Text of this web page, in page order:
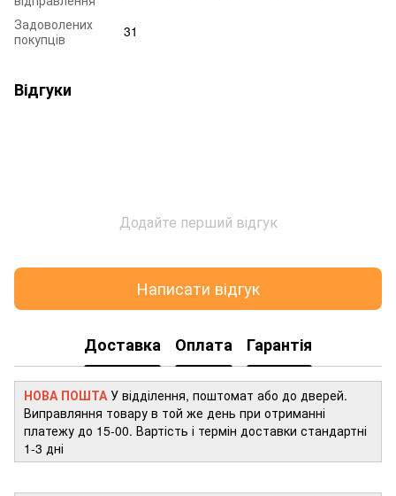
Задоволених
покупців
31
Відгуки
Додайте перший відгук
Написати відгук
Доставка Оплата Гарантія
НОВА ПОШТА У відділення, поштомат або до дверей.
Виправляння товару в той же день при отриманні
платежу до 15-00. Вартість і термін доставки стандартні
1-3 дні